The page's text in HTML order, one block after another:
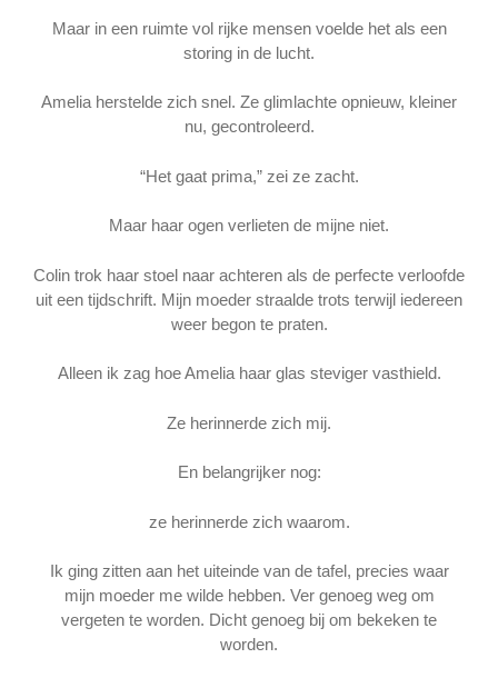
Maar in een ruimte vol rijke mensen voelde het als een
storing in de lucht.
Amelia herstelde zich snel. Ze glimlachte opnieuw, kleiner
nu, gecontroleerd.
“Het gaat prima,” zei ze zacht.
Maar haar ogen verlieten de mijne niet.
Colin trok haar stoel naar achteren als de perfecte verloofde
uit een tijdschrift. Mijn moeder straalde trots terwijl iedereen
weer begon te praten.
Alleen ik zag hoe Amelia haar glas steviger vasthield.
Ze herinnerde zich mij.
En belangrijker nog:
ze herinnerde zich waarom.
Ik ging zitten aan het uiteinde van de tafel, precies waar
mijn moeder me wilde hebben. Ver genoeg weg om
vergeten te worden. Dicht genoeg bij om bekeken te
worden.